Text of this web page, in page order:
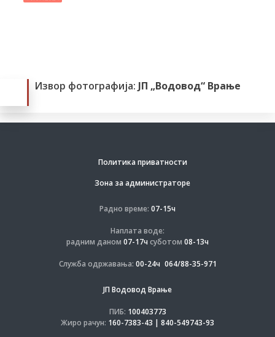
Извор фотографија: ЈП „Водовод“ Врање
Политика приватности
Зона за администраторе
Радно време: 07-15ч
Наплата воде:
радним даном 07-17ч суботом 08-13ч
Служба одржавања: 00-24ч 064/88-35-971
ЈП Водовод Врање
ПИБ: 100403773
Жиро рачун: 160-7383-43 | 840-549743-93